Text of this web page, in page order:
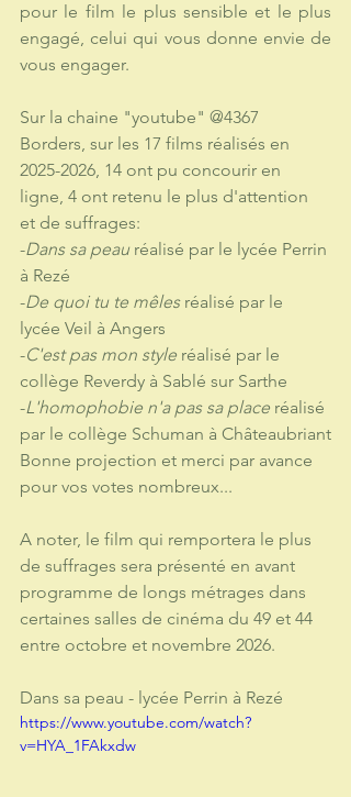
pour le film le plus sensible et le plus
engagé, celui qui vous donne envie de
vous engager.
Sur la chaine "youtube" @4367
Borders, sur les 17 films réalisés en
2025-2026, 14 ont pu concourir en
ligne, 4 ont retenu le plus d'attention
et de suffrages:
-Dans sa peau réalisé par le lycée Perrin
à Rezé
-De quoi tu te mêles réalisé par le
lycée Veil à Angers
-C'est pas mon style réalisé par le
collège Reverdy à Sablé sur Sarthe
-L'homophobie n'a pas sa place réalisé
par le collège Schuman à Châteaubriant
Bonne projection et merci par avance
pour vos votes nombreux...
A noter, le film qui remportera le plus
de suffrages sera présenté en avant
programme de longs métrages dans
certaines salles de cinéma du 49 et 44
entre octobre et novembre 2026.
Dans sa peau - lycée Perrin à Rezé
https://www.youtube.com/watch?
v=HYA_1FAkxdw